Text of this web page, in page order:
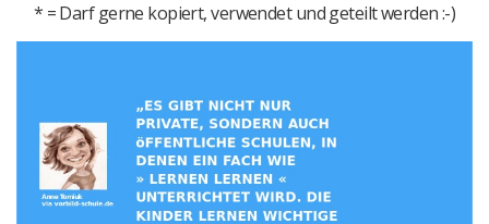
* = Darf gerne kopiert, verwendet und geteilt werden :-)